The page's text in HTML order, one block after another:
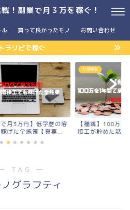
！副業で月３万を稼ぐ！
ル 買って良かったモノ お問い合わせ
トラリピで稼ぐ
で月3万円】低学歴の溶
げた全施策【真実...
お得情報
【種銭】100万
接工が貯めた話
TAG ―
グラフティ